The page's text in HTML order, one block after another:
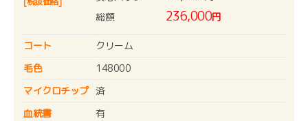
総額
236,000円
コート
クリーム
毛色
148000
マイクロチップ 済
血統書
有